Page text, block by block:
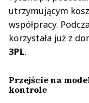
utrzymującym
współpracy.
korzystała już z
3PL.
Przejście na
kontrole